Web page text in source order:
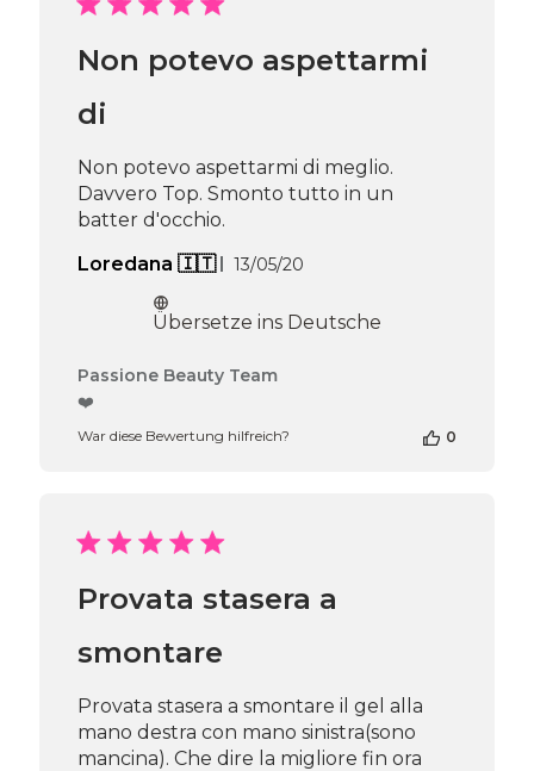
am
Thu
Non potevo aspettarmi
di
Non potevo aspettarmi di meglio.
Davvero Top. Smonto tutto in un
batter d'occhio.
Loredana 🇮🇹
Veröffentlichungsdatum
13/05/20
Übersetze ins Deutsche
Kommentare
Inhabers
am
Passione Beauty Team
❤️
War diese Bewertung hilfreich? 0
Provata stasera a
smontare
Provata stasera a smontare il gel alla
mano destra con mano sinistra(sono
mancina). Che dire la migliore fin ora